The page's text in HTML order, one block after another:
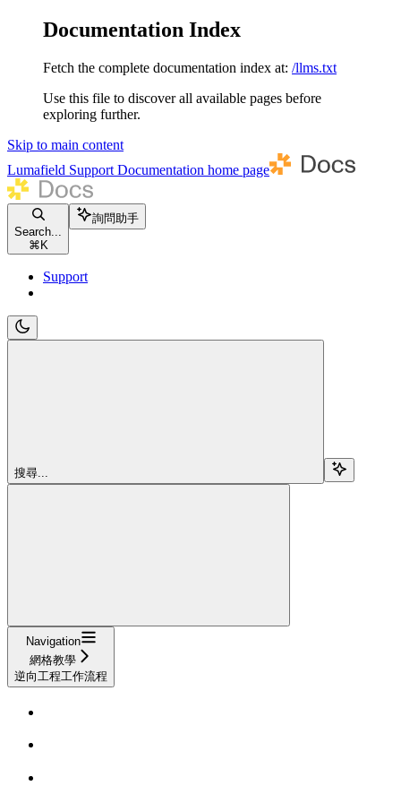
Documentation Index
Fetch the complete documentation index at: /llms.txt
Use this file to discover all available pages before
exploring further.
Skip to main content
Lumafield Support Documentation home page
Search...
⌘ K
詢問助手
Support
搜尋...
Navigation
網格教學
逆向工程工作流程